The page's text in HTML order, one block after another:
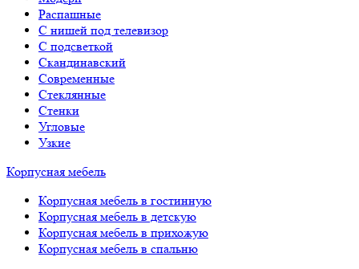
Распашные
С нишей под телевизор
С подсветкой
Скандинавский
Современные
Стеклянные
Стенки
Угловые
Узкие
Корпусная мебель
Корпусная мебель в гостинную
Корпусная мебель в детскую
Корпусная мебель в прихожую
Корпусная мебель в спальню